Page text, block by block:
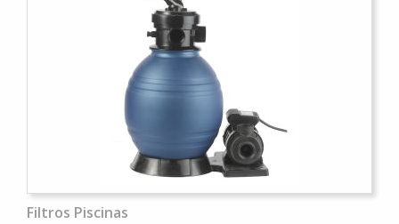
Filtros Piscinas